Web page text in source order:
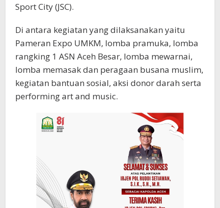
Sport City (JSC).
Di antara kegiatan yang dilaksanakan yaitu
Pameran Expo UMKM, lomba pramuka, lomba
rangking 1 ASN Aceh Besar, lomba mewarnai,
lomba memasak dan peragaan busana muslim,
kegiatan bantuan sosial, aksi donor darah serta
performing art and music.